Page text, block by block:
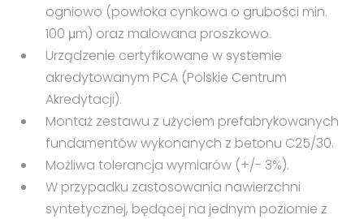
ogniowo (powłoka cynkowa o grubości min.
100 μm) oraz malowana proszkowo.
Urządzenie certyfikowane w systemie
akredytowanym PCA (Polskie Centrum
Akredytacji).
Montaż zestawu z użyciem prefabrykowanych
fundamentów wykonanych z betonu C25/30.
Możliwa tolerancja wymiarów (+/- 3%).
W przypadku zastosowania nawierzchni
syntetycznej, będącej na jednym poziomie z